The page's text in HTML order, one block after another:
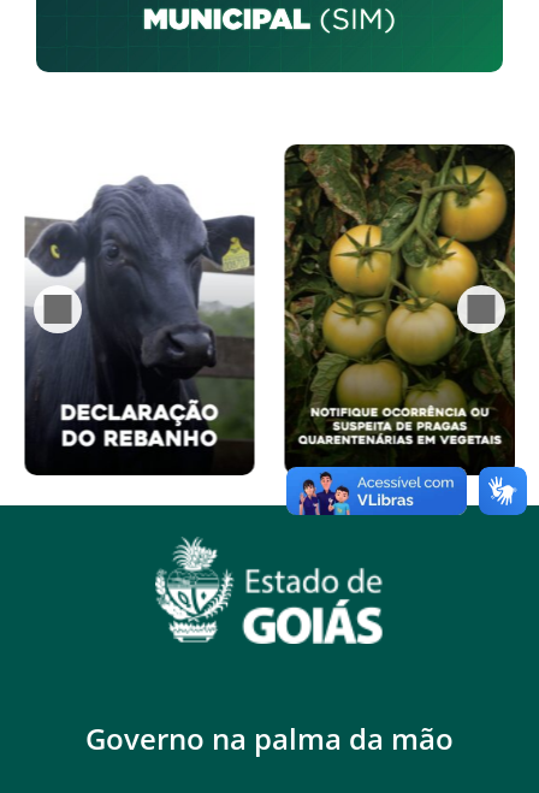
Governo na palma da mão